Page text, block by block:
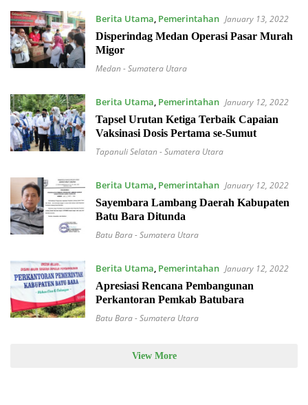
Berita Utama, Pemerintahan January 13, 2022
Disperindag Medan Operasi Pasar Murah
Migor
Medan - Sumatera Utara
Berita Utama, Pemerintahan January 12, 2022
Tapsel Urutan Ketiga Terbaik Capaian
Vaksinasi Dosis Pertama se-Sumut
Tapanuli Selatan - Sumatera Utara
Berita Utama, Pemerintahan January 12, 2022
Sayembara Lambang Daerah Kabupaten
Batu Bara Ditunda
Batu Bara - Sumatera Utara
Berita Utama, Pemerintahan January 12, 2022
Apresiasi Rencana Pembangunan
Perkantoran Pemkab Batubara
Batu Bara - Sumatera Utara
View More